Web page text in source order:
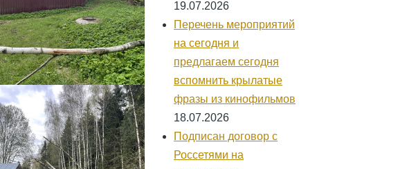
19.07.2026
Перечень мероприятий
на сегодня и
предлагаем сегодня
вспомнить крылатые
фразы из кинофильмов
18.07.2026
Подписан договор с
Россетями на